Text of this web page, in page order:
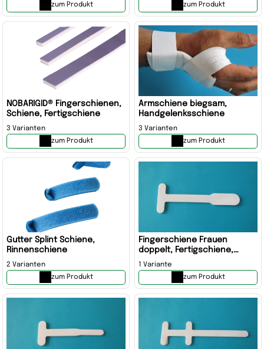
zum Produkt
zum Produkt
NOBARIGID® Fingerschienen,
Schiene, Fertigschiene
3 Varianten
zum Produkt
Armschiene biegsam,
Handgelenksschiene
3 Varianten
zum Produkt
Gutter Splint Schiene,
Rinnenschiene
2 Varianten
zum Produkt
Fingerschiene Frauen
doppelt, Fertigschiene,
Schiene
1 Variante
zum Produkt